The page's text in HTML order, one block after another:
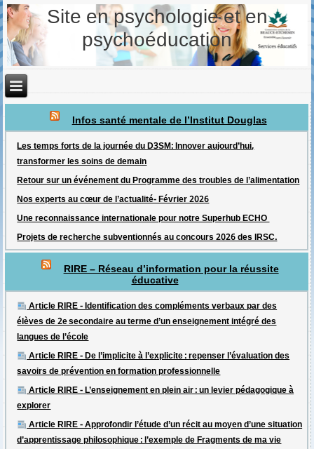
Site en psychologie et en
psychoéducation
Infos santé mentale de l’Institut Douglas
Les temps forts de la journée du D3SM: Innover aujourd’hui,
transformer les soins de demain
Retour sur un événement du Programme des troubles de l’alimentation
Nos experts au cœur de l’actualité- Février 2026
Une reconnaissance internationale pour notre Superhub ECHO
Projets de recherche subventionnés au concours 2026 des IRSC.
RIRE – Réseau d’information pour la réussite
éducative
Article RIRE - Identification des compléments verbaux par des
élèves de 2e secondaire au terme d’un enseignement intégré des
langues de l’école
Article RIRE - De l’implicite à l’explicite : repenser l’évaluation des
savoirs de prévention en formation professionnelle
Article RIRE - L’enseignement en plein air : un levier pédagogique à
explorer
Article RIRE - Approfondir l’étude d’un récit au moyen d’une situation
d’apprentissage philosophique : l’exemple de Fragments de ma vie